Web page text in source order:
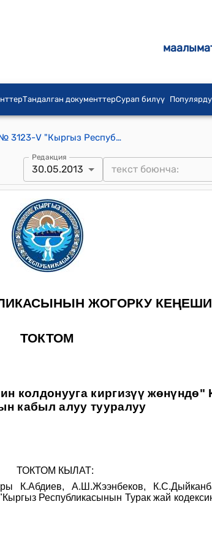
Тандалган документтерСурап билүү
КР Жогорку Кеңешинин 2013-жылдын 30-майындагы № 3123-V "Кыргыз Республикасынын Турак жай кодексин колдонууга киргизүү жөнүндө" Кыргыз Республикасынын Мыйзамын кабыл алуу тууралуу" токтому
Редакция
30.05.2013